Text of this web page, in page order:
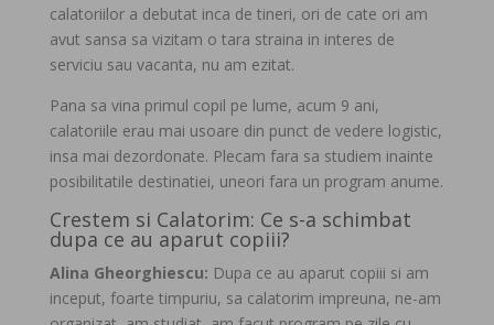
calatoriilor a debutat inca de tineri, ori de cate ori am
avut sansa sa vizitam o tara straina in interes de
serviciu sau vacanta, nu am ezitat.
Pana sa vina primul copil pe lume, acum 9 ani,
calatoriile erau mai usoare din punct de vedere logistic,
insa mai dezordonate. Plecam fara sa studiem inainte
posibilitatile destinatiei, uneori fara un program anume.
Crestem si Calatorim: Ce s-a schimbat
dupa ce au aparut copiii?
Alina Gheorghiescu: Dupa ce au aparut copiii si am
inceput, foarte timpuriu, sa calatorim impreuna, ne-am